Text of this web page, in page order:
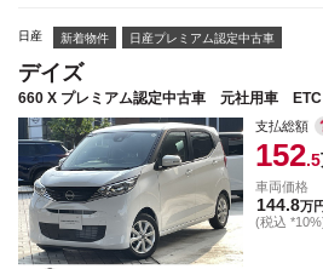
日産 新着物件 日産プレミアム認定中古車
デイズ
660 X プレミアム認定中古車 元社用車 ETC
支払総額
152.5
車両価格
144.8万円
(税込